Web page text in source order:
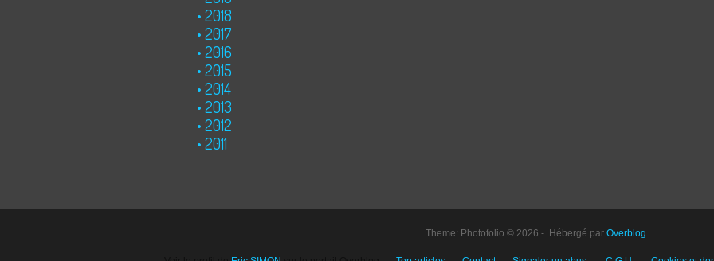
2018
2017
2016
2015
2014
2013
2012
2011
Theme: Photofolio © 2026 - Hébergé par Overblog